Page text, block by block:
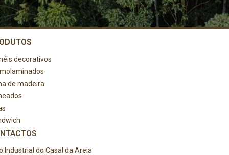
decorativos
de madeira
Industrial do Casal da Areia